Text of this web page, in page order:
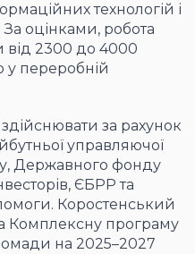
технологій і
оцінками, робота
від 2300 до 4000
у переробній
за рахунок
управляючої
Державного фонду
ЄБРР та
Коростенський
Комплексну програму
на 2025–2027